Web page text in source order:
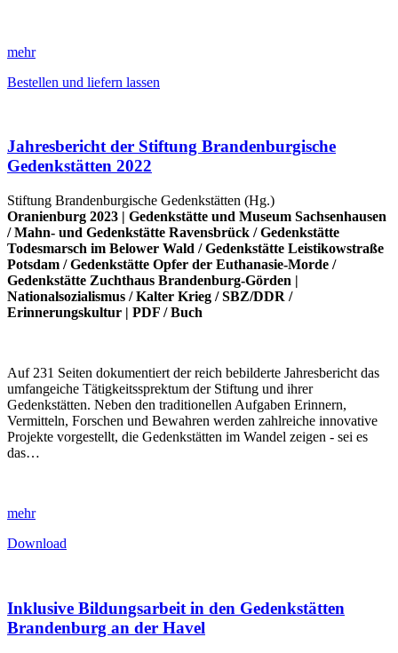
mehr
Bestellen und liefern lassen
Jahresbericht der Stiftung Brandenburgische
Gedenkstätten 2022
Stiftung Brandenburgische Gedenkstätten (Hg.)
Oranienburg 2023 | Gedenkstätte und Museum Sachsenhausen
/Mahn- und Gedenkstätte Ravensbrück /Gedenkstätte
Todesmarsch im Belower Wald /Gedenkstätte Leistikowstraße
Potsdam /Gedenkstätte Opfer der Euthanasie-Morde /
Gedenkstätte Zuchthaus Brandenburg-Görden |
Nationalsozialismus /Kalter Krieg /SBZ/DDR /
Erinnerungskultur | PDF /Buch
Auf 231 Seiten dokumentiert der reich bebilderte Jahresbericht das
umfangeiche Tätigkeitssprektum der Stiftung und ihrer
Gedenkstätten. Neben den traditionellen Aufgaben Erinnern,
Vermitteln, Forschen und Bewahren werden zahlreiche innovative
Projekte vorgestellt, die Gedenkstätten im Wandel zeigen - sei es
das…
mehr
Download
Inklusive Bildungsarbeit in den Gedenkstätten
Brandenburg an der Havel